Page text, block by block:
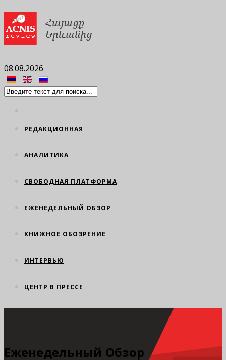
08.08.2026
РЕДАКЦИОННАЯ
АНАЛИТИКА
СВОБОДНАЯ ПЛАТФОРМА
ЕЖЕНЕДЕЛЬНЫЙ ОБЗОР
КНИЖНОЕ ОБОЗРЕНИЕ
ИНТЕРВЬЮ
ЦЕНТР В ПРЕССЕ
Еженедельный Обзор